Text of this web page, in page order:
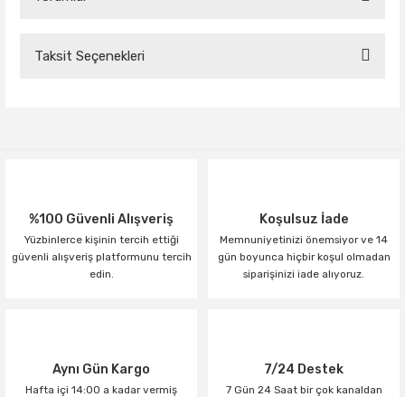
Taksit Seçenekleri
%100 Güvenli Alışveriş
Yüzbinlerce kişinin tercih ettiği
güvenli alışveriş platformunu tercih
edin.
Koşulsuz İade
Memnuniyetinizi önemsiyor ve 14
gün boyunca hiçbir koşul olmadan
siparişinizi iade alıyoruz.
Aynı Gün Kargo
Hafta içi 14:00 a kadar vermiş
7/24 Destek
7 Gün 24 Saat bir çok kanaldan